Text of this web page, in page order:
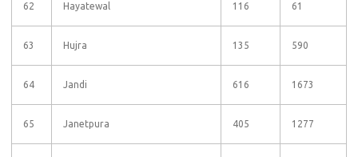
62 Hayatewal 116 61
63 Hujra 135 590
64 Jandi 616 1673
65 Janetpura 405 1277